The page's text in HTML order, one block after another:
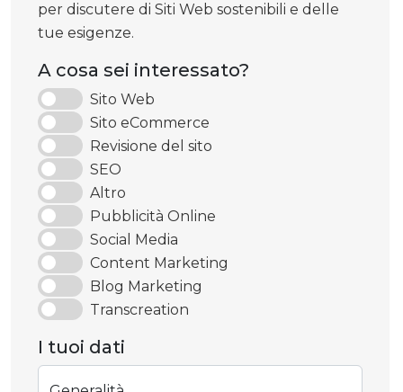
per discutere di Siti Web sostenibili e delle
tue esigenze.
A cosa sei interessato?
Sito Web
Sito eCommerce
Revisione del sito
SEO
Altro
Pubblicità Online
Social Media
Content Marketing
Blog Marketing
Transcreation
I tuoi dati